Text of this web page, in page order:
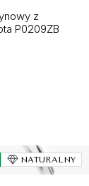
z
P0209ZB
NATURALNY